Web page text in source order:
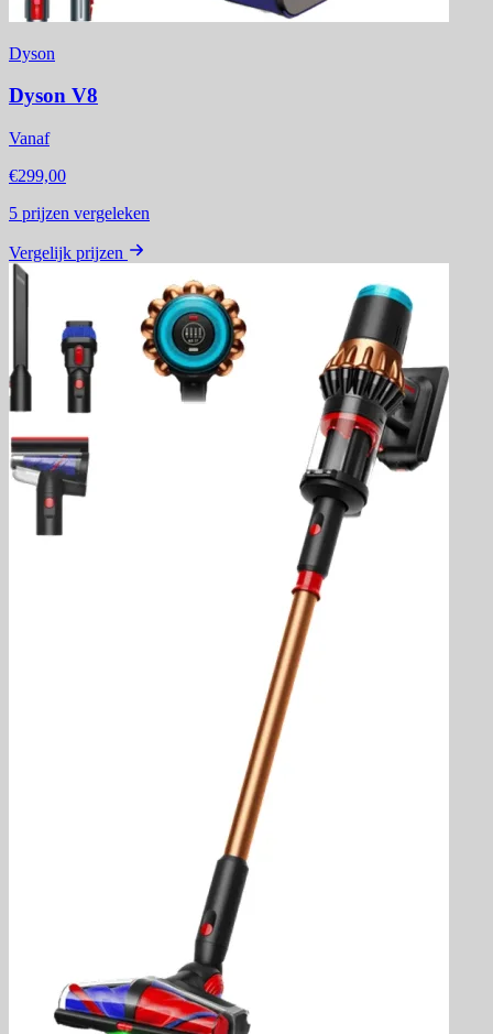
Dyson
Dyson V8
Vanaf
€299,00
5 prijzen vergeleken
Vergelijk prijzen